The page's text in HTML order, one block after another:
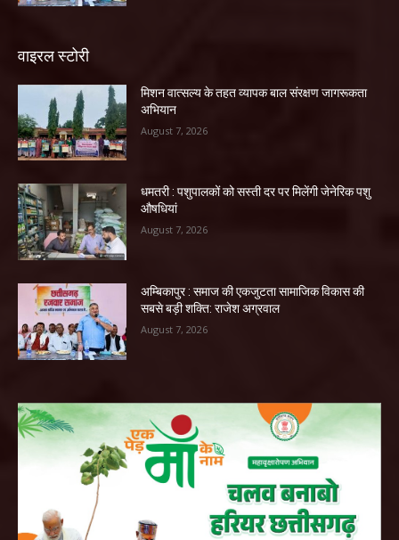
वाइरल स्टोरी
मिशन वात्सल्य के तहत व्यापक बाल संरक्षण जागरूकता
अभियान
August 7, 2026
धमतरी : पशुपालकों को सस्ती दर पर मिलेंगी जेनेरिक पशु
औषधियां
August 7, 2026
अम्बिकापुर : समाज की एकजुटता सामाजिक विकास की
सबसे बड़ी शक्ति: राजेश अग्रवाल
August 7, 2026